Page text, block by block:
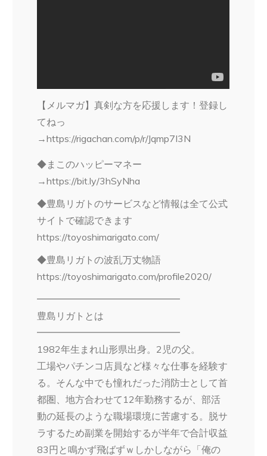
【メルマガ】真剣な方を応援します！登録し
てねっ
→https://rigachan.com/p/r/Jqmp7I3N
◆まこのハッピーマネー
→https://bit.ly/3hSyNha
◆豊島リガトのサービスなど情報は全て公式
サイトで確認できます
https://toyoshimarigato.com/
◆豊島リガトの波乱万丈物語
https://toyoshimarigato.com/profile2020/
━━━━━━━━━━━━━━━
豊島リガトとは
━━━━━━━━━━━━━━━
1982年生まれ山形県出身。2児の父。
工場やパチンコ店員など様々な仕事を経験す
る。そんな中でも憧れだった消防士として首
都圏、地方合わせて12年勤務するが、部活
動の延長のような職場環境に苦慮する。脱サ
ラするため副業を開始するが半年で合計収益
83円と鳴かず飛ばずｗしかしながら「俺の